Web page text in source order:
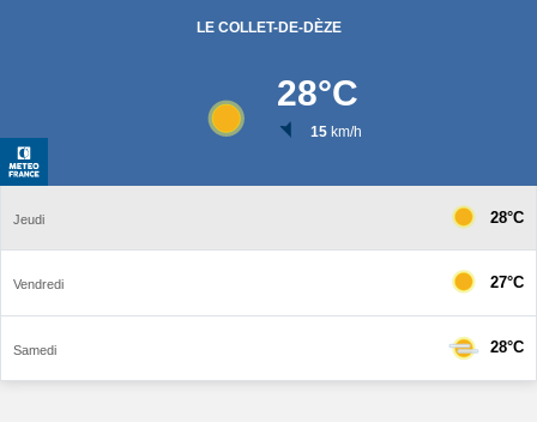
LE COLLET-DE-DÈZE
28°C
15km/h
Jeudi 28°C
Vendredi 27°C
Samedi 28°C